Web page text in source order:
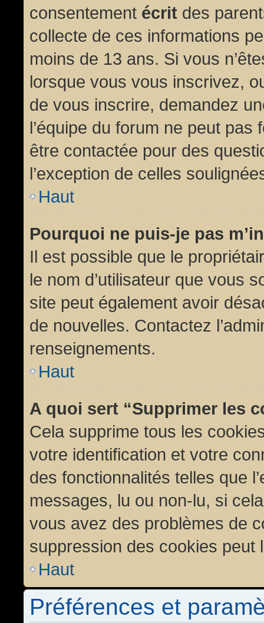
consentement écrit des
collecte de ces informations
moins de 13 ans. Si vous
lorsque vous vous inscrivez,
de vous inscrire, demandez
l’équipe du forum ne peut
être contactée pour des
l’exception de celles
Haut
Pourquoi ne puis-je pas
Il est possible que le
le nom d’utilisateur que vous
site peut également avoir
de nouvelles. Contactez
renseignements.
Haut
A quoi sert “Supprimer les
Cela supprime tous les
votre identification et votre
des fonctionnalités telles que
messages, lu ou non-lu, si
vous avez des problèmes de
suppression des cookies peut
Haut
Préférences et